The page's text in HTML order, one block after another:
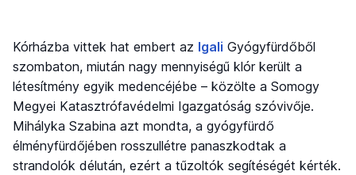
Kórházba vittek hat embert az Igali Gyógyfürdőből
szombaton, miután nagy mennyiségű klór került a
létesítmény egyik medencéjébe – közölte a Somogy
Megyei Katasztrófavédelmi Igazgatóság szóvivője.
Mihályka Szabina azt mondta, a gyógyfürdő
élményfürdőjében rosszullétre panaszkodtak a
strandolók délután, ezért a tűzoltók segítéségét kérték.